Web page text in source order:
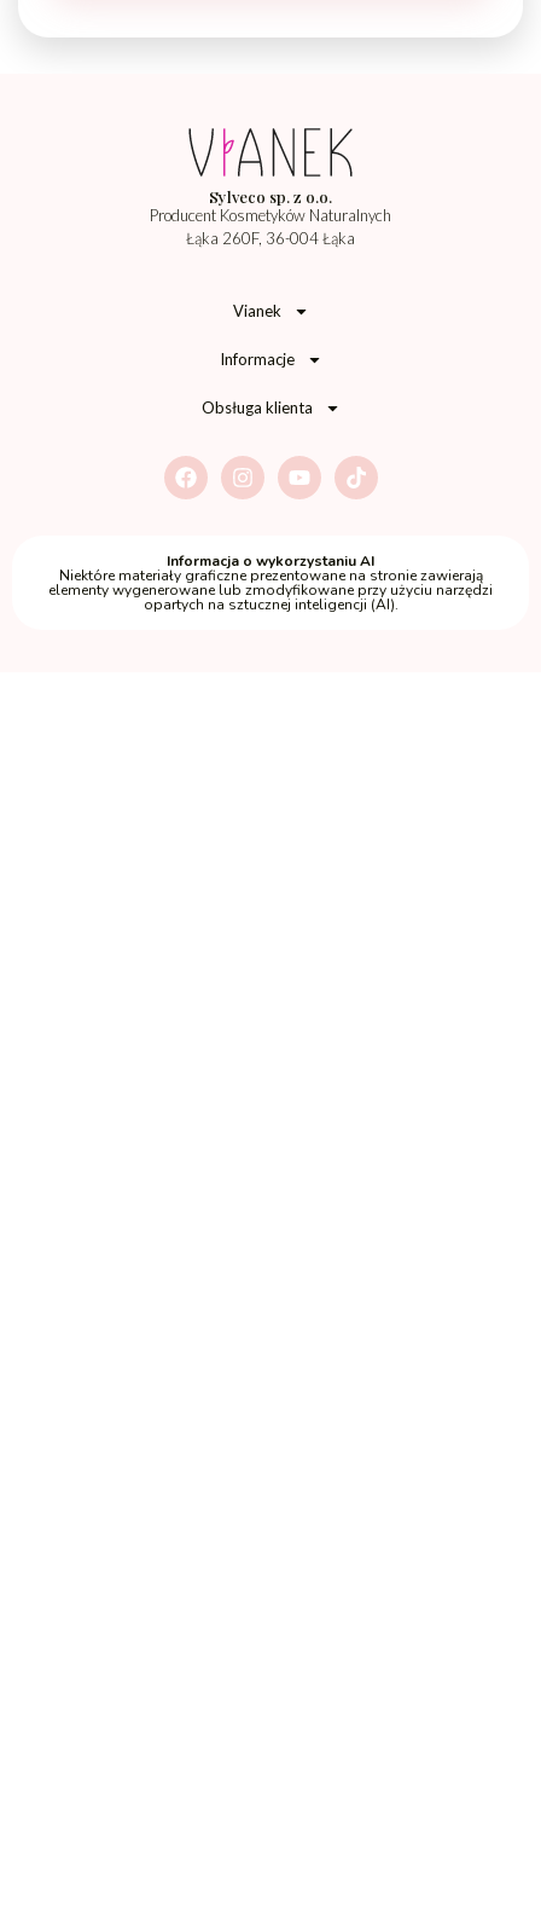
Sylveco sp. z o.o.
Producent Kosmetyków Naturalnych
Łąka 260F, 36-004 Łąka
Vianek
Informacje
Obsługa klienta
Informacja o wykorzystaniu AI
Niektóre materiały graficzne prezentowane na stronie zawierają
elementy wygenerowane lub zmodyfikowane przy użyciu narzędzi
opartych na sztucznej inteligencji (AI).